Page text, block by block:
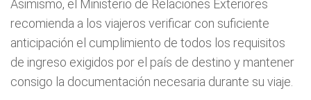
Asimismo, el Ministerio de Relaciones Exteriores
recomienda a los viajeros verificar con suficiente
anticipación el cumplimiento de todos los requisitos
de ingreso exigidos por el país de destino y mantener
consigo la documentación necesaria durante su viaje.